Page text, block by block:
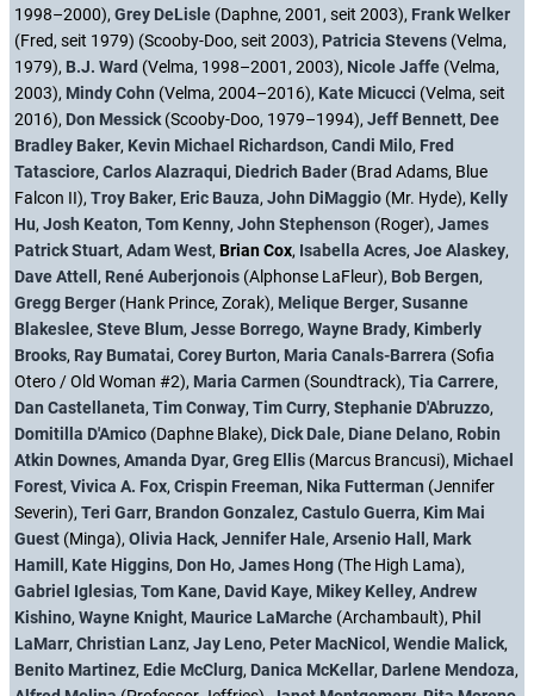
1998–2000), Grey DeLisle (Daphne, 2001, seit 2003), Frank Welker
(Fred, seit 1979) (Scooby-Doo, seit 2003), Patricia Stevens (Velma,
1979), B.J. Ward (Velma, 1998–2001, 2003), Nicole Jaffe (Velma,
2003), Mindy Cohn (Velma, 2004–2016), Kate Micucci (Velma, seit
2016), Don Messick(Scooby-Doo, 1979–1994), Jeff Bennett, Dee
Bradley Baker, Kevin Michael Richardson, Candi Milo, Fred
Tatasciore, Carlos Alazraqui, Diedrich Bader (Brad Adams, Blue
Falcon II), Troy Baker, Eric Bauza, John DiMaggio (Mr. Hyde), Kelly
Hu, Josh Keaton, Tom Kenny, John Stephenson (Roger), James
Patrick Stuart, Adam West, Brian Cox, Isabella Acres, Joe Alaskey,
Dave Attell , René Auberjonois (Alphonse LaFleur), Bob Bergen,
Gregg Berger (Hank Prince, Zorak), Melique Berger, Susanne
Blakeslee, Steve Blum, Jesse Borrego, Wayne Brady, Kimberly
Brooks, Ray Bumatai, Corey Burton, Maria Canals-Barrera (Sofia
Otero / Old Woman #2), Maria Carmen (Soundtrack), Tia Carrere,
Dan Castellaneta, Tim Conway, Tim Curry, Stephanie D'Abruzzo,
Domitilla D'Amico (Daphne Blake), Dick Dale, Diane Delano, Robin
Atkin Downes, Amanda Dyar, Greg Ellis (Marcus Brancusi), Michael
Forest, Vivica A. Fox, Crispin Freeman, Nika Futterman (Jennifer
Severin), Teri Garr, Brandon Gonzalez, Castulo Guerra, Kim Mai
Guest (Minga), Olivia Hack, Jennifer Hale, Arsenio Hall , Mark
Hamill , Kate Higgins, Don Ho, James Hong (The High Lama),
Gabriel Iglesias, Tom Kane, David Kaye, Mikey Kelley, Andrew
Kishino, Wayne Knight, Maurice LaMarche (Archambault), Phil
LaMarr, Christian Lanz, Jay Leno, Peter MacNicol , Wendie Malick,
Benito Martinez, Edie McClurg, Danica McKellar, Darlene Mendoza,